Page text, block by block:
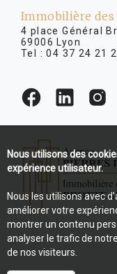
Immobilière des
4 place
69006 Lyon
Tel :04 37 24 21
Nous utilisons des
expérience utilisateur.
Nous les utilisons avec
améliorer votre
montrer un contenu
analyser le trafic de
de nos visiteurs.